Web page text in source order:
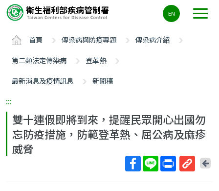
要
ALT+C
EN
首頁 傳染病與防疫專題
傳染病介紹
第二類法定傳染病
登革熱
最新消息及疫情訊息
新聞稿
:::
雙十連假即將到來，提醒民眾開心出國勿
忘防疫措施，防範登革熱、屈公病及麻疹
威脅
回